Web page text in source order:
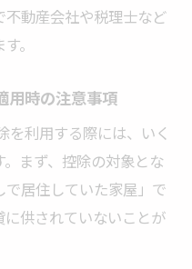
動産会社や税理士など
。
用時の注意事項
を利用する際には、いく
まず、控除の対象とな
居住していた家屋」で
供されていないことが